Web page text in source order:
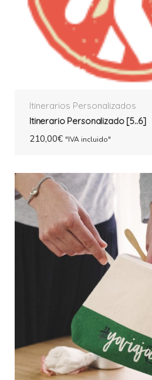
Itinerarios Personalizados
Itinerario Personalizado [5..6]
210,00€ "IVA incluido"